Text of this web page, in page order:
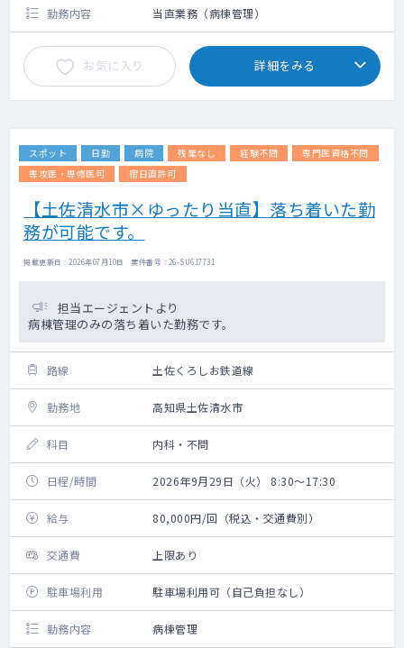
勤務内容 当直業務（病棟管理）
お気に入り 詳細をみる
スポット 日勤 病院 残業なし 経験不問
専門医資格不問
専攻医・専修医可
宿日直許可
【土佐清水市×ゆったり当直】落ち着いた勤
務が可能です。
掲載更新日 : 2026年07月10日 案件番号 : 26-SU617731
担当エージェントより
病棟管理のみの落ち着いた勤務です。
路線 土佐くろしお鉄道線
勤務地 高知県土佐清水市
科目 内科・不問
日程/時間 2026年9月29日（火） 8:30～17:30
給与 80,000円/回（税込・交通費別）
交通費 上限あり
駐車場利用 駐車場利用可（自己負担なし）
勤務内容 病棟管理